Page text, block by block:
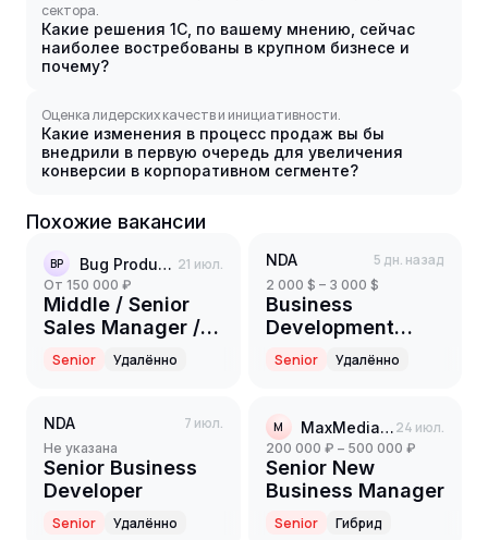
сектора.
Какие решения 1С, по вашему мнению, сейчас
наиболее востребованы в крупном бизнесе и
почему?
Оценка лидерских качеств и инициативности.
Какие изменения в процесс продаж вы бы
внедрили в первую очередь для увеличения
конверсии в корпоративном сегменте?
Похожие вакансии
BP Bug Production Community 21 июл.
от 150 000 ₽
Middle / Senior
Sales Manager /
SDR
Senior Удалённо
NDA 5 дн. назад
2 000 $ – 3 000 $
Business
Development
Manager
(Middle+/Senior)
Senior Удалённо
NDA 7 июл.
Не указана
Senior Business
Developer
Senior Удалённо
M MaxMediaGroup24 июл.
200 000 ₽ – 500 000 ₽
Senior New
Business Manager
Senior Гибрид